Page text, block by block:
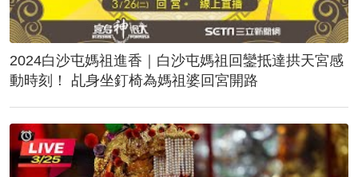
2024白沙屯媽祖進香｜白沙屯媽祖回鑾抵達拱天宮感
動時刻！ 乩身坐釘椅為媽祖婆回宮開路